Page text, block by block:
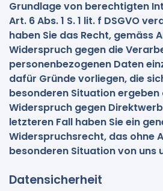
Grundlage von berechtigten
Art. 6 Abs. 1 S. 1 lit. f DSGVO
haben Sie das Recht, gemäss
Widerspruch gegen die
personenbezogenen Daten
dafür Gründe vorliegen, die
besonderen Situation ergeben
Widerspruch gegen
letzteren Fall haben Sie ein
Widerspruchsrecht, das ohne
besonderen Situation von uns
Datensicherheit